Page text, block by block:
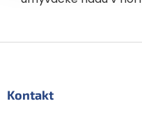
Kontakt